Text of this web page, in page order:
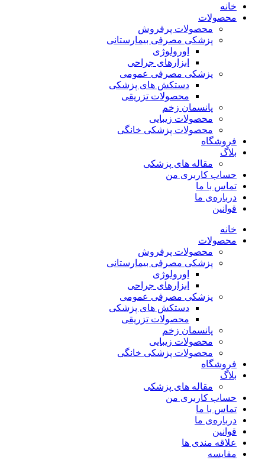
خانه
محصولات
محصولات پرفروش
پزشکی مصرفی بیمارستانی
اورولوژی
ابزارهای جراحی
پزشکی مصرفی عمومی
دستکش های پزشکی
محصولات تزریقی
پانسمان زخم
محصولات زیبایی
محصولات پزشکی خانگی
فروشگاه
بلاگ
مقاله های پزشکی
حساب کاربری من
تماس با ما
درباره‌ی ما
قوانین
خانه
محصولات
محصولات پرفروش
پزشکی مصرفی بیمارستانی
اورولوژی
ابزارهای جراحی
پزشکی مصرفی عمومی
دستکش های پزشکی
محصولات تزریقی
پانسمان زخم
محصولات زیبایی
محصولات پزشکی خانگی
فروشگاه
بلاگ
مقاله های پزشکی
حساب کاربری من
تماس با ما
درباره‌ی ما
قوانین
علاقه مندی ها
مقایسه